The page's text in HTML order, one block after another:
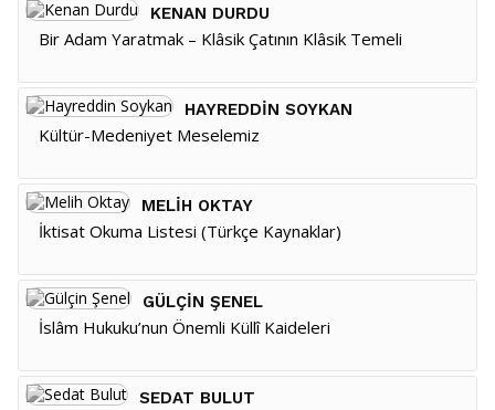
KENAN DURDU
Bir Adam Yaratmak – Klâsik Çatının Klâsik Temeli
HAYREDDIN SOYKAN
Kültür-Medeniyet Meselemiz
MELIH OKTAY
İktisat Okuma Listesi (Türkçe Kaynaklar)
GÜLÇIN ŞENEL
İslâm Hukuku’nun Önemli Küllî Kaideleri
SEDAT BULUT